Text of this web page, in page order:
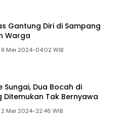
Gantung Diri di Sampang
Warga
8 Mei 2024-04:02 WIB
Sungai, Dua Bocah di
Ditemukan Tak Bernyawa
2 Mei 2024-22:46 WIB